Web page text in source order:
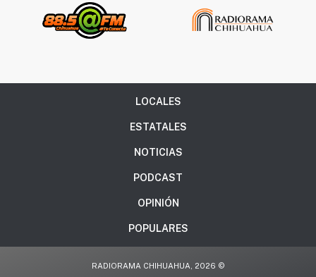
LOCALES
ESTATALES
NOTICIAS
PODCAST
OPINIÓN
POPULARES
RADIORAMA CHIHUAHUA, 2026 ©